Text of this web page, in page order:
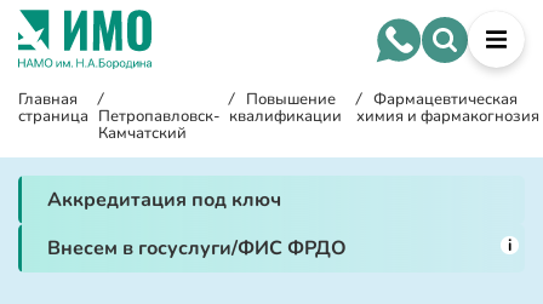
Главная
страница
/
Петропавловск-
Камчатский
/ Повышение
квалификации
/ Фармацевтическая
химия и фармакогнозия
Аккредитация под ключ
Внесем в госуслуги/ФИС ФРДО
i